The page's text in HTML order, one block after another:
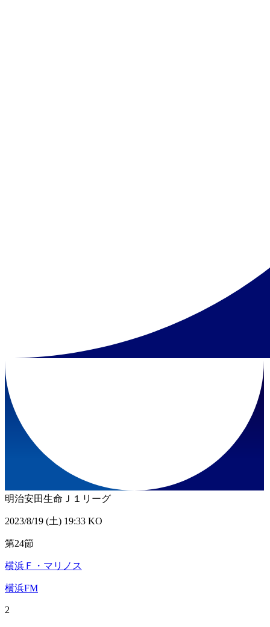
明治安田生命Ｊ１リーグ
2023/8/19 (土) 19:33 KO
第24節
横浜Ｆ・マリノス
横浜FM
2